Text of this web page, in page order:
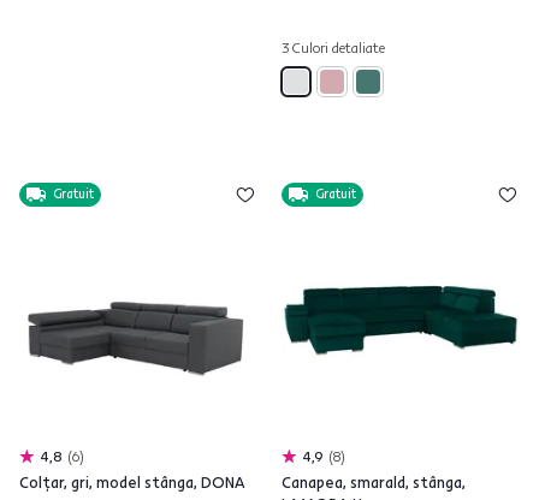
3 Culori detaliate
Gratuit
4,8 6
Colţar, gri, model stânga, DONA
Gratuit
4,9 8
Canapea, smarald, stânga,